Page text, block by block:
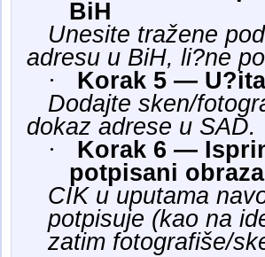
BiH
Unesite tražene
adresu u BiH, li?ne
·
Korak 5 —
Dodajte sken/
dokaz adrese u SAD.
·
Korak 6 —
potpisani
CIK u uputama
potpisuje (kao na
zatim fotografiše/